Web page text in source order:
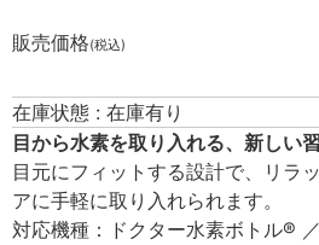
販売価格(税込)
在庫状態 : 在庫有り
目から水素を取り入れる、新しい習
目元にフィットする設計で、リラ
アに手軽に取り入れられます。
対応機種：ドクター水素ボトル®